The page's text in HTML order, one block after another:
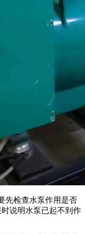
先检查水泵作用是否
说明水泵已起不到作